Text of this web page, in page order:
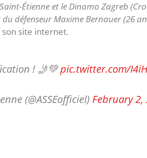
Saint-Étienne et le Dinamo Zagreb
défenseur Maxime Bernauer (26
site internet.
! 🤳💚pic.twitter.com/
(@ASSEofficiel) February 2,